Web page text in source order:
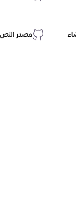
مصدر النص